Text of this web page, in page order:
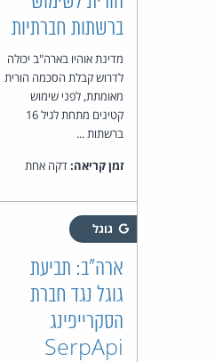
ברשתות חברתיות
מדינת אוהיו בארה"ב יכולה
לדרוש קבלת הסכמה הורית
מאומתת, לפני שימוש
קטינים מתחת לגיל 16
ברשתות ...
זמן קריאה:דקה אחת
גוגל
ארה"ב: תביעת
גוגל נגד חברת
הסקרייפינג
SerpApi